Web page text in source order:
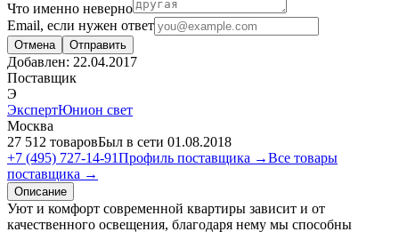
Что именно неверно
Email, если нужен ответ
Отмена Отправить
Добавлен: 22.04.2017
Поставщик
Э
ЭкспертЮнион свет
Москва
27 512 товаровБыл в сети 01.08.2018
+7 (495) 727-14-91Профиль поставщика →Все товары
поставщика →
Описание
Уют и комфорт современной квартиры зависит и от
качественного освещения, благодаря нему мы способны